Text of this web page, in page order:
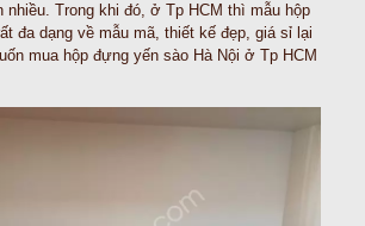
Trong khi đó, ở Tp HCM thì mẫu hộp
đa dạng về mẫu mã, thiết kế đẹp, giá sỉ lại
mua hộp đựng yến sào Hà Nội ở Tp HCM